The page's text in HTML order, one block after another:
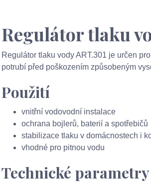
Regulátor tlaku
Regulátor tlaku vody ART.301 je určen
potrubí před poškozením způsobeným
Použití
vnitřní vodovodní instalace
ochrana bojlerů, baterií a spotřebičů
stabilizace tlaku v domácnostech i
vhodné pro pitnou vodu
Technické parametry